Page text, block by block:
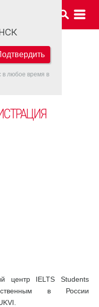
центр IELTS Students
в России
в любое время в